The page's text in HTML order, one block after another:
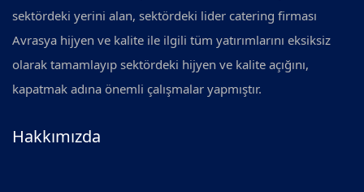
sektördeki yerini alan, sektördeki lider catering firması
Avrasya hijyen ve kalite ile ilgili tüm yatırımlarını eksiksiz
olarak tamamlayıp sektördeki hijyen ve kalite açığını,
kapatmak adına önemli çalışmalar yapmıştır.
Hakkımızda